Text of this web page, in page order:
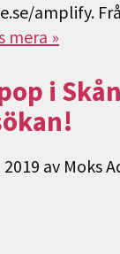
amplify.
mera »
i
av Moks